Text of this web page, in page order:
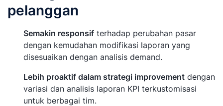
pelanggan
Semakin responsif terhadap perubahan pasar
dengan kemudahan modifikasi laporan yang
disesuaikan dengan analisis demand.
Lebih proaktif dalam strategi improvement dengan
variasi dan analisis laporan KPI terkustomisasi
untuk berbagai tim.